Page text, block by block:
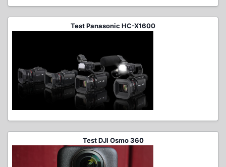
Test Panasonic HC-X1600
Test DJI Osmo 360